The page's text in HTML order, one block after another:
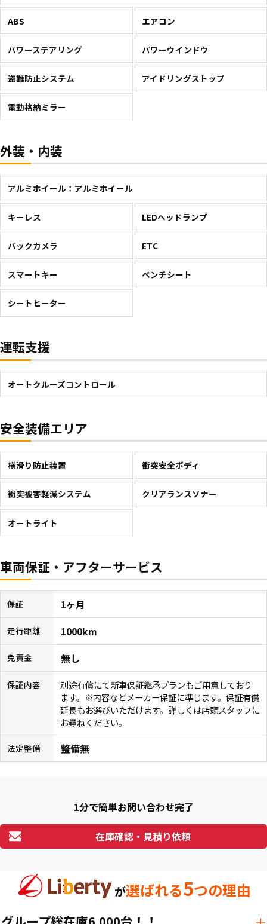
ABS エアコン
パワーステアリング パワーウインドウ
盗難防止システム アイドリングストップ
電動格納ミラー
外装・内装
アルミホイール：アルミホイール
キーレス LEDヘッドランプ
バックカメラ ETC
スマートキー ベンチシート
シートヒーター
運転支援
オートクルーズコントロール
安全装備エリア
横滑り防止装置 衝突安全ボディ
衝突被害軽減システム クリアランスソナー
オートライト
車両保証・アフターサービス
保証 1ヶ月
走行距離 1000km
免責金 無し
保証内容
別途有償にて新車保証継承プランもご用意しており
ます。※内容などメーカー保証に準じます。保証有償
延長もお選びいただけます。詳しくは店頭スタッフに
お尋ねください。
法定整備 整備無
1分で簡単お問い合わせ完了
在庫確認・見積り依頼
が選ばれる5つの理由